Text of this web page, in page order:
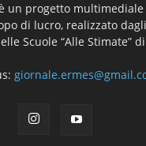
un progetto
di lucro, realizzato
Scuole “Alle Stimate”